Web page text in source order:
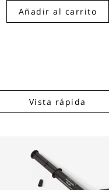
Añadir al carrito
Vista rápida